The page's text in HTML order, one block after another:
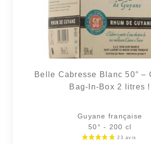
Belle Cabresse Blanc 50° –
Bag-In-Box 2 litres !
Guyane française
50° - 200 cl